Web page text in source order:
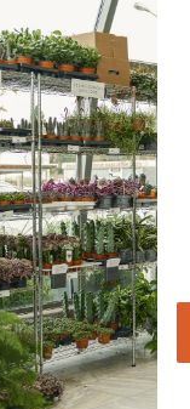
Ker je vsaka
na pot zdrave
v ceno.
Malo - ko se
popolnoma izsuši.
od spodaj, z